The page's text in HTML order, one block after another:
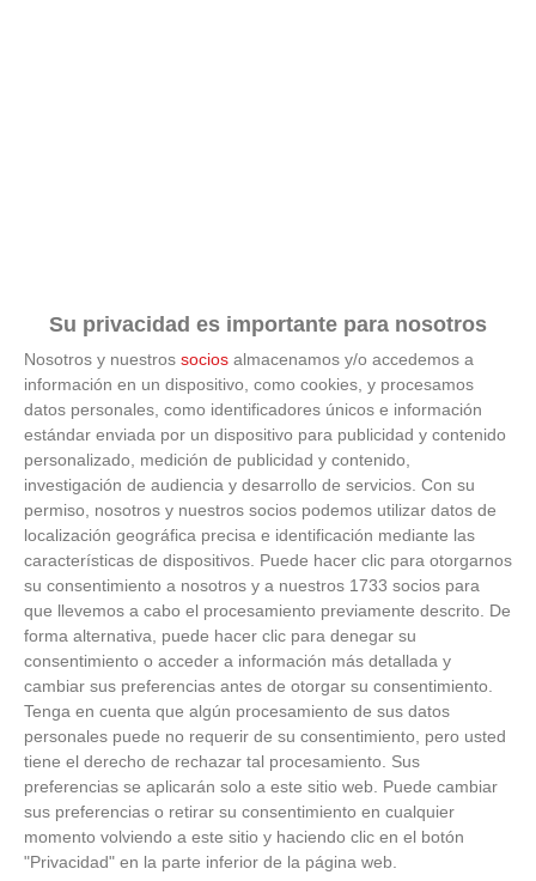
Su privacidad es importante para nosotros
Nosotros y nuestros socios almacenamos y/o accedemos a
información en un dispositivo, como cookies, y procesamos
datos personales, como identificadores únicos e información
estándar enviada por un dispositivo para publicidad y contenido
personalizado, medición de publicidad y contenido,
investigación de audiencia y desarrollo de servicios. Con su
permiso, nosotros y nuestros socios podemos utilizar datos de
localización geográfica precisa e identificación mediante las
características de dispositivos. Puede hacer clic para otorgarnos
su consentimiento a nosotros y a nuestros 1733 socios para
que llevemos a cabo el procesamiento previamente descrito. De
forma alternativa, puede hacer clic para denegar su
consentimiento o acceder a información más detallada y
cambiar sus preferencias antes de otorgar su consentimiento.
Tenga en cuenta que algún procesamiento de sus datos
personales puede no requerir de su consentimiento, pero usted
tiene el derecho de rechazar tal procesamiento. Sus
preferencias se aplicarán solo a este sitio web. Puede cambiar
sus preferencias o retirar su consentimiento en cualquier
momento volviendo a este sitio y haciendo clic en el botón
"Privacidad" en la parte inferior de la página web.
Corepunk MMORPG
Un verdadero MMORPG de la vieja escuela ¡Cómo los
de antes, pero mejor!